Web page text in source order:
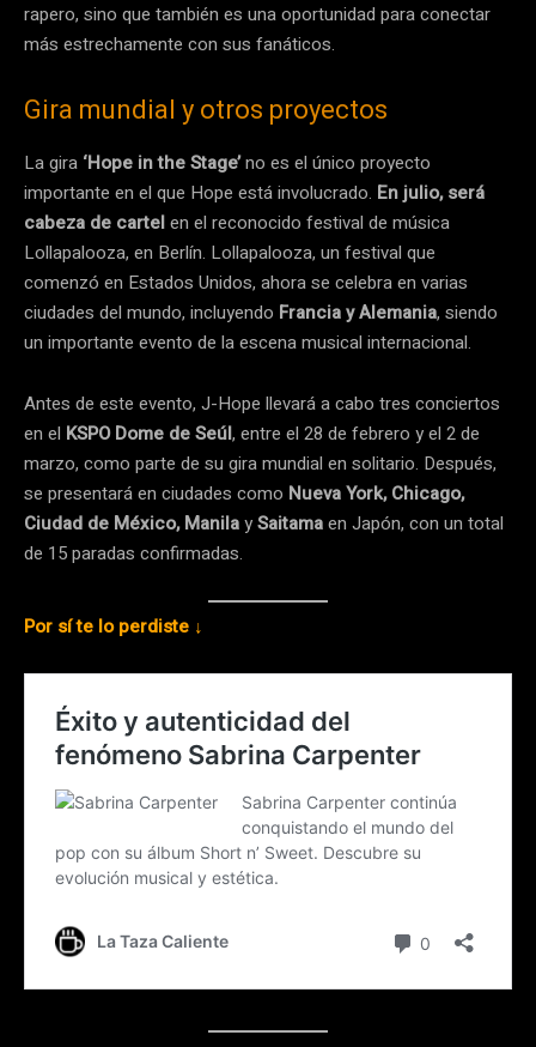
rapero, sino que también es una oportunidad para conectar
más estrechamente con sus fanáticos.
Gira mundial y otros proyectos
La gira ‘Hope in the Stage’no es el único proyecto
importante en el que Hope está involucrado. En julio, será
cabeza de cartelen el reconocido festival de música
Lollapalooza, en Berlín. Lollapalooza, un festival que
comenzó en Estados Unidos, ahora se celebra en varias
ciudades del mundo, incluyendo Francia y Alemania, siendo
un importante evento de la escena musical internacional.
Antes de este evento, J-Hope llevará a cabo tres conciertos
en el KSPO Dome de Seúl, entre el 28 de febrero y el 2 de
marzo, como parte de su gira mundial en solitario. Después,
se presentará en ciudades como Nueva York, Chicago,
Ciudad de México, ManilaySaitamaen Japón, con un total
de 15 paradas confirmadas.
Por sí te lo perdiste ↓